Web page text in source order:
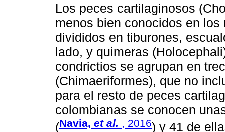
Los peces cartilaginosos
menos bien conocidos en
divididos en tiburones,
lado, y quimeras
condrictios se agrupan en
(Chimaeriformes), que no
para el resto de peces
colombianas se conocen
(Navia, et al. , 2016) y 41 de